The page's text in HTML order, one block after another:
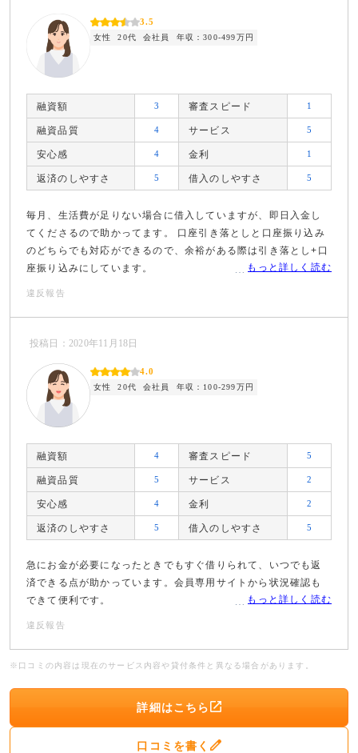
3.5
女性 20代 会社員 年収：300-499万円
融資額 3 審査スピード 1
融資品質 4 サービス 5
安心感 4 金利 1
返済のしやすさ 5 借入のしやすさ 5
毎月、生活費が足りない場合に借入していますが、即日入金し
てくださるので助かってます。 口座引き落としと口座振り込み
のどちらでも対応ができるので、余裕がある際は引き落とし+口
座振り込みにしています。
もっと詳しく読む
違反報告
投稿日：2020年11月18日
4.0
女性 20代 会社員 年収：100-299万円
融資額 4 審査スピード 5
融資品質 5 サービス 2
安心感 4 金利 2
返済のしやすさ 5 借入のしやすさ 5
急にお金が必要になったときでもすぐ借りられて、いつでも返
済できる点が助かっています。会員専用サイトから状況確認も
できて便利です。
もっと詳しく読む
違反報告
※口コミの内容は現在のサービス内容や貸付条件と異なる場合があります。
詳細はこちら
口コミを書く